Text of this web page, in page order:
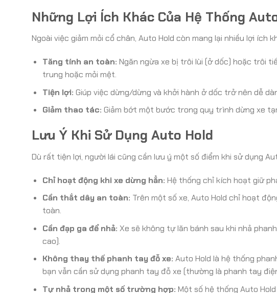
Những Lợi Ích Khác Của Hệ Thống
Ngoài việc giảm mỏi cổ chân, Auto Hold còn mang lại nhiều lợi ích
Tăng tính an toàn: Ngăn ngừa xe bị trôi lùi (ở dốc) hoặc trôi
trung hoặc mỏi mệt.
Tiện lợi: Giúp việc dừng/dừng và khởi hành ở dốc trở nên dễ
Giảm thao tác: Giảm bớt một bước trong quy trình dừng xe
Lưu Ý Khi Sử Dụng Auto Hold
Dù rất tiện lợi, người lái cũng cần lưu ý một số điểm khi sử dụng
Chỉ hoạt động khi xe dừng hẳn: Hệ thống chỉ kích hoạt giữ
Cần thắt dây an toàn: Trên một số xe, Auto Hold chỉ hoạt
toàn.
Cần đạp ga để nhả: Xe sẽ không tự lăn bánh sau khi nhả
cao).
Không thay thế phanh tay đỗ xe: Auto Hold là hệ thống
bạn vẫn cần sử dụng phanh tay đỗ xe (thường là phanh tay
Tự nhả trong một số trường hợp: Một số hệ thống Auto